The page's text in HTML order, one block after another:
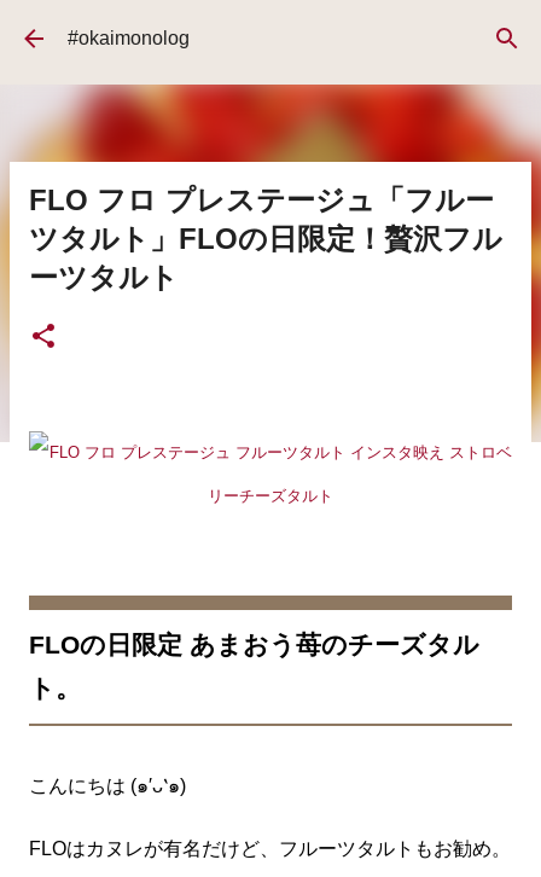
スキップしてメイン コンテンツに移動
#okaimonolog
FLO フロ プレステージュ「フルー
ツタルト」FLOの日限定！贅沢フル
ーツタルト
FLOの日限定 あまおう苺のチーズタル
ト。
こんにちは (๑′ᴗ‵๑)
FLOはカヌレが有名だけど、フルーツタルトもお勧め。